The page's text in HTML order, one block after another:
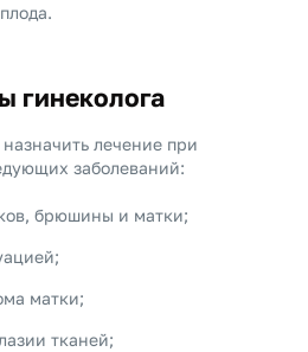
гинеколога
лечение при
заболеваний:
брюшины и матки;
матки;
тканей;